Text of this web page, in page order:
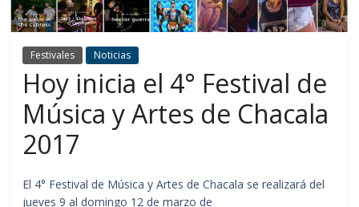
Festivales Noticias
Hoy inicia el 4° Festival de
Música y Artes de Chacala
2017
El 4° Festival de Música y Artes de Chacala se realizará del
jueves 9 al domingo 12 de marzo de